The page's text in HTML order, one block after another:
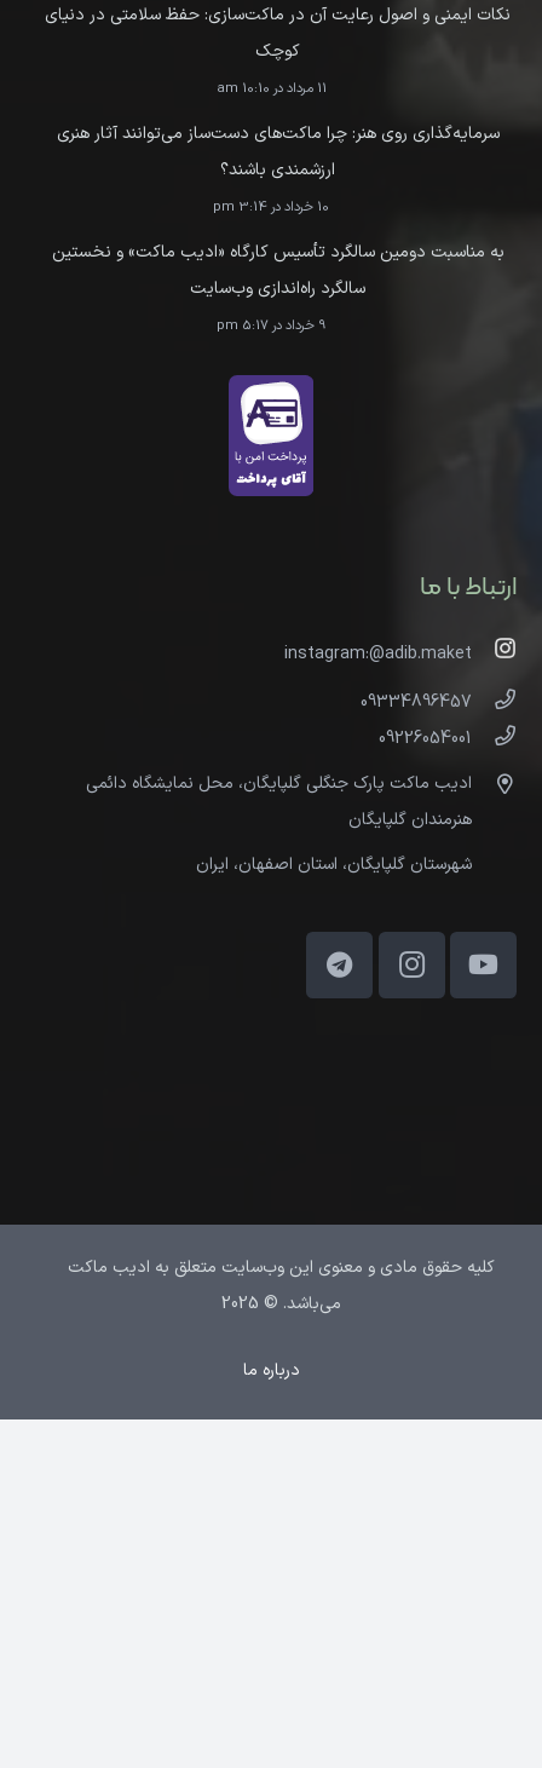
نکات ایمنی و اصول رعایت آن در ماکت‌سازی: حفظ سلامتی در دنیای
کوچک
11 مرداد در 10:10 am
سرمایه‌گذاری روی هنر: چرا ماکت‌های دست‌ساز می‌توانند آثار هنری
ارزشمندی باشند؟
10 خرداد در 3:14 pm
به مناسبت دومین سالگرد تأسیس کارگاه «ادیب ماکت» و نخستین
سالگرد راه‌اندازی وب‌سایت
9 خرداد در 5:17 pm
ارتباط با ما
instagram:@adib.maket
09334896457
09226054001
ادیب ماکت پارک جنگلی گلپایگان، محل نمایشگاه دائمی
هنرمندان گلپایگان
شهرستان گلپایگان، استان اصفهان، ایران
کلیه حقوق مادی و معنوی این وب‌سایت متعلق به ادیب ماکت
می‌باشد. © 2025
درباره ما